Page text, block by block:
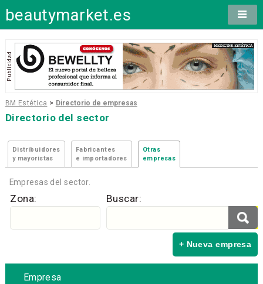
beautymarket.es
BM Estética > Directorio de empresas
Directorio del sector
Distribuidores
y mayoristas
Fabricantes
e importadores
Otras
empresas
Empresas del sector.
Zona: Buscar:
+ Nueva empresa
Empresa